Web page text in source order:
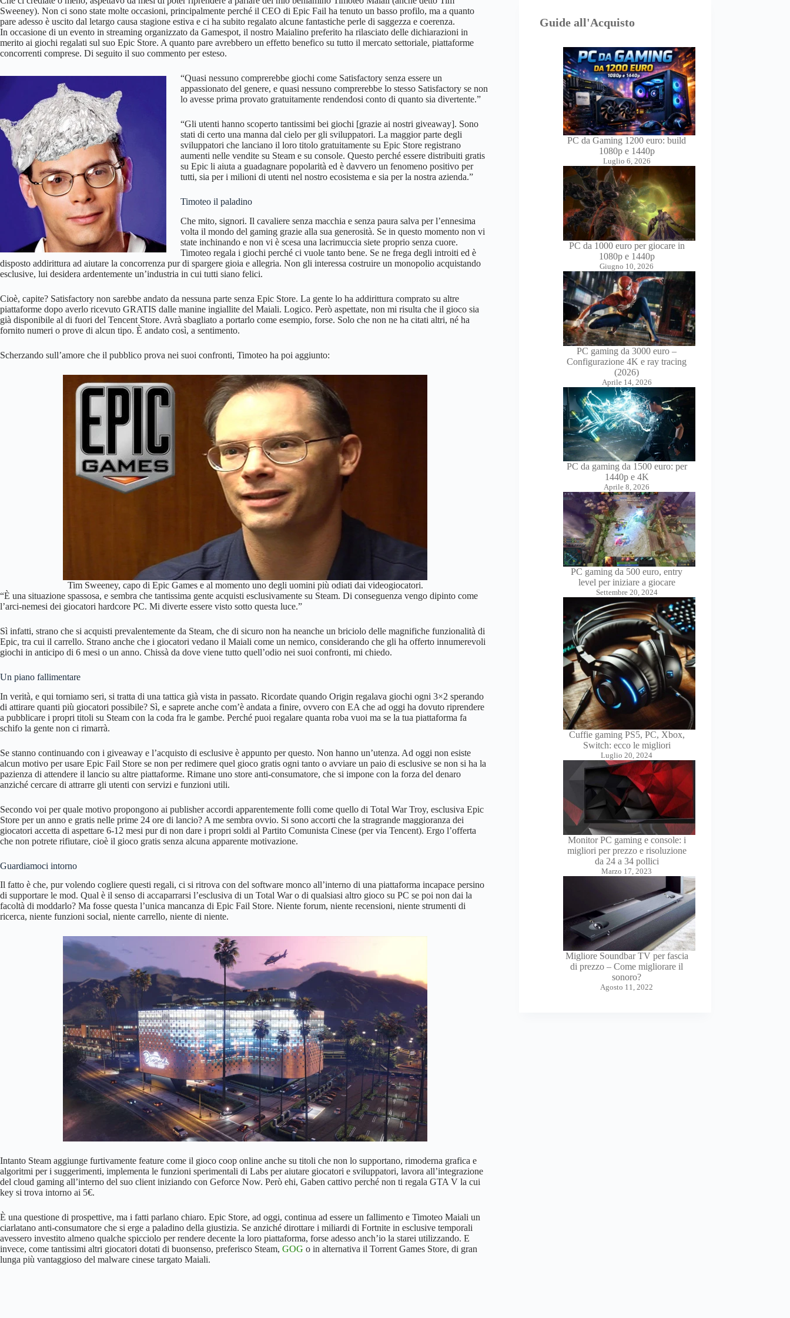
Sweeney). Non ci sono state molte occasioni, principalmente perché il CEO di Epic Fail ha tenuto un basso profilo, ma a quanto
pare adesso è uscito dal letargo causa stagione estiva e ci ha subito regalato alcune fantastiche perle di saggezza e coerenza.
In occasione di un evento in streaming organizzato da Gamespot, il nostro Maialino preferito ha rilasciato delle dichiarazioni in
merito ai giochi regalati sul suo Epic Store. A quanto pare avrebbero un effetto benefico su tutto il mercato settoriale, piattaforme
concorrenti comprese. Di seguito il suo commento per esteso.
“Quasi nessuno comprerebbe giochi come Satisfactory senza essere un
appassionato del genere, e quasi nessuno comprerebbe lo stesso Satisfactory se non
lo avesse prima provato gratuitamente rendendosi conto di quanto sia divertente.”
“Gli utenti hanno scoperto tantissimi bei giochi [grazie ai nostri giveaway]. Sono
stati di certo una manna dal cielo per gli sviluppatori. La maggior parte degli
sviluppatori che lanciano il loro titolo gratuitamente su Epic Store registrano
aumenti nelle vendite su Steam e su console. Questo perché essere distribuiti gratis
su Epic li aiuta a guadagnare popolarità ed è davvero un fenomeno positivo per
tutti, sia per i milioni di utenti nel nostro ecosistema e sia per la nostra azienda.”
Timoteo il paladino
Che mito, signori. Il cavaliere senza macchia e senza paura salva per l’ennesima
volta il mondo del gaming grazie alla sua generosità. Se in questo momento non vi
state inchinando e non vi è scesa una lacrimuccia siete proprio senza cuore.
Timoteo regala i giochi perché ci vuole tanto bene. Se ne frega degli introiti ed è
disposto addirittura ad aiutare la concorrenza pur di spargere gioia e allegria. Non gli interessa costruire un monopolio acquistando
esclusive, lui desidera ardentemente un’industria in cui tutti siano felici.
Cioè, capite? Satisfactory non sarebbe andato da nessuna parte senza Epic Store. La gente lo ha addirittura comprato su altre
piattaforme dopo averlo ricevuto GRATIS dalle manine ingiallite del Maiali. Logico. Però aspettate, non mi risulta che il gioco sia
già disponibile al di fuori del Tencent Store. Avrà sbagliato a portarlo come esempio, forse. Solo che non ne ha citati altri, né ha
fornito numeri o prove di alcun tipo. È andato così, a sentimento.
Scherzando sull’amore che il pubblico prova nei suoi confronti, Timoteo ha poi aggiunto:
Tim Sweeney, capo di Epic Games e al momento uno degli uomini più odiati dai videogiocatori.
“È una situazione spassosa, e sembra che tantissima gente acquisti esclusivamente su Steam. Di conseguenza vengo dipinto come
l’arci-nemesi dei giocatori hardcore PC. Mi diverte essere visto sotto questa luce.”
Sì infatti, strano che si acquisti prevalentemente da Steam, che di sicuro non ha neanche un briciolo delle magnifiche funzionalità di
Epic, tra cui il carrello. Strano anche che i giocatori vedano il Maiali come un nemico, considerando che gli ha offerto innumerevoli
giochi in anticipo di 6 mesi o un anno. Chissà da dove viene tutto quell’odio nei suoi confronti, mi chiedo.
Un piano fallimentare
In verità, e qui torniamo seri, si tratta di una tattica già vista in passato. Ricordate quando Origin regalava giochi ogni 3×2 sperando
di attirare quanti più giocatori possibile? Sì, e saprete anche com’è andata a finire, ovvero con EA che ad oggi ha dovuto riprendere
a pubblicare i propri titoli su Steam con la coda fra le gambe. Perché puoi regalare quanta roba vuoi ma se la tua piattaforma fa
schifo la gente non ci rimarrà.
Se stanno continuando con i giveaway e l’acquisto di esclusive è appunto per questo. Non hanno un’utenza. Ad oggi non esiste
alcun motivo per usare Epic Fail Store se non per redimere quel gioco gratis ogni tanto o avviare un paio di esclusive se non si ha la
pazienza di attendere il lancio su altre piattaforme. Rimane uno store anti-consumatore, che si impone con la forza del denaro
anziché cercare di attrarre gli utenti con servizi e funzioni utili.
Secondo voi per quale motivo propongono ai publisher accordi apparentemente folli come quello di Total War Troy, esclusiva Epic
Store per un anno e gratis nelle prime 24 ore di lancio? A me sembra ovvio. Si sono accorti che la stragrande maggioranza dei
giocatori accetta di aspettare 6-12 mesi pur di non dare i propri soldi al Partito Comunista Cinese (per via Tencent). Ergo l’offerta
che non potrete rifiutare, cioè il gioco gratis senza alcuna apparente motivazione.
Guardiamoci intorno
Il fatto è che, pur volendo cogliere questi regali, ci si ritrova con del software monco all’interno di una piattaforma incapace persino
di supportare le mod. Qual è il senso di accaparrarsi l’esclusiva di un Total War o di qualsiasi altro gioco su PC se poi non dai la
facoltà di moddarlo? Ma fosse questa l’unica mancanza di Epic Fail Store. Niente forum, niente recensioni, niente strumenti di
ricerca, niente funzioni social, niente carrello, niente di niente.
Intanto Steam aggiunge furtivamente feature come il gioco coop online anche su titoli che non lo supportano, rimoderna grafica e
algoritmi per i suggerimenti, implementa le funzioni sperimentali di Labs per aiutare giocatori e sviluppatori, lavora all’integrazione
del cloud gaming all’interno del suo client iniziando con Geforce Now. Però ehi, Gaben cattivo perché non ti regala GTA V la cui
key si trova intorno ai 5€.
È una questione di prospettive, ma i fatti parlano chiaro. Epic Store, ad oggi, continua ad essere un fallimento e Timoteo Maiali un
ciarlatano anti-consumatore che si erge a paladino della giustizia. Se anziché dirottare i miliardi di Fortnite in esclusive temporali
avessero investito almeno qualche spicciolo per rendere decente la loro piattaforma, forse adesso anch’io la starei utilizzando. E
invece, come tantissimi altri giocatori dotati di buonsenso, preferisco Steam, GOG o in alternativa il Torrent Games Store, di gran
lunga più vantaggioso del malware cinese targato Maiali.
Guide all'Acquisto
PC da Gaming 1200 euro: build
1080p e 1440p
Luglio 6, 2026
PC da 1000 euro per giocare in
1080p e 1440p
Giugno 10, 2026
PC gaming da 3000 euro –
Configurazione 4K e ray tracing
(2026)
Aprile 14, 2026
PC da gaming da 1500 euro: per
1440p e 4K
Aprile 8, 2026
PC gaming da 500 euro, entry
level per iniziare a giocare
Settembre 20, 2024
Cuffie gaming PS5, PC, Xbox,
Switch: ecco le migliori
Luglio 20, 2024
Monitor PC gaming e console: i
migliori per prezzo e risoluzione
da 24 a 34 pollici
Marzo 17, 2023
Migliore Soundbar TV per fascia
di prezzo – Come migliorare il
sonoro?
Agosto 11, 2022